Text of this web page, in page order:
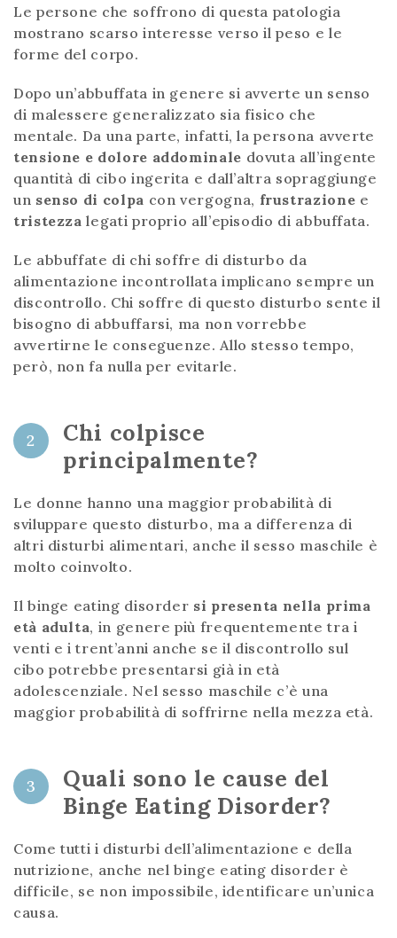
Le persone che soffrono di questa patologia
mostrano scarso interesse verso il peso e le
forme del corpo.
Dopo un’abbuffata in genere si avverte un senso
di malessere generalizzato sia fisico che
mentale. Da una parte, infatti, la persona avverte
tensione e dolore addominale dovuta all’ingente
quantità di cibo ingerita e dall’altra sopraggiunge
un senso di colpa con vergogna, frustrazione e
tristezza legati proprio all’episodio di abbuffata.
Le abbuffate di chi soffre di disturbo da
alimentazione incontrollata implicano sempre un
discontrollo. Chi soffre di questo disturbo sente il
bisogno di abbuffarsi, ma non vorrebbe
avvertirne le conseguenze. Allo stesso tempo,
però, non fa nulla per evitarle.
2
Chi colpisce
principalmente?
Le donne hanno una maggior probabilità di
sviluppare questo disturbo, ma a differenza di
altri disturbi alimentari, anche il sesso maschile è
molto coinvolto.
Il binge eating disorder si presenta nella prima
età adulta, in genere più frequentemente tra i
venti e i trent’anni anche se il discontrollo sul
cibo potrebbe presentarsi già in età
adolescenziale. Nel sesso maschile c’è una
maggior probabilità di soffrirne nella mezza età.
3
Quali sono le cause del
Binge Eating Disorder?
Come tutti i disturbi dell’alimentazione e della
nutrizione, anche nel binge eating disorder è
difficile, se non impossibile, identificare un’unica
causa.